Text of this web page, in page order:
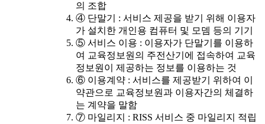
의 조합
④ 단말기 : 서비스 제공을 받기 위해 이용자
가 설치한 개인용 컴퓨터 및 모뎀 등의 기기
⑤ 서비스 이용 : 이용자가 단말기를 이용하
여 교육정보원의 주전산기에 접속하여 교육
정보원이 제공하는 정보를 이용하는 것
⑥ 이용계약 : 서비스를 제공받기 위하여 이
약관으로 교육정보원과 이용자간의 체결하
는 계약을 말함
⑦ 마일리지 : RISS 서비스 중 마일리지 적립